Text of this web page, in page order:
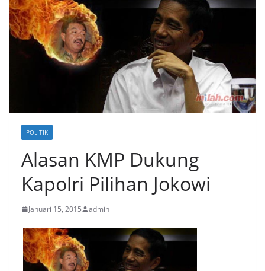
POLITIK
Alasan KMP Dukung
Kapolri Pilihan Jokowi
Januari 15, 2015 admin